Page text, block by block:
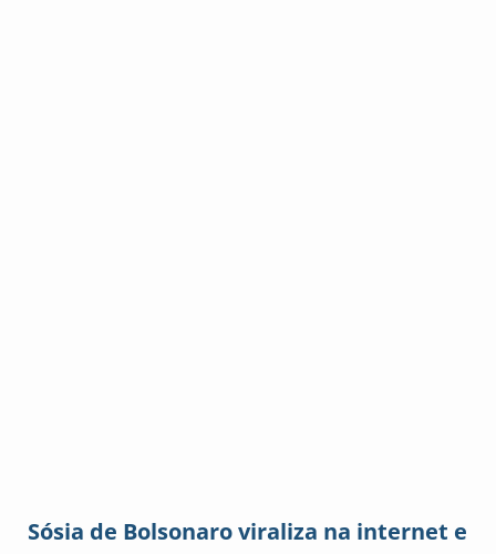
Sósia de Bolsonaro viraliza na internet e